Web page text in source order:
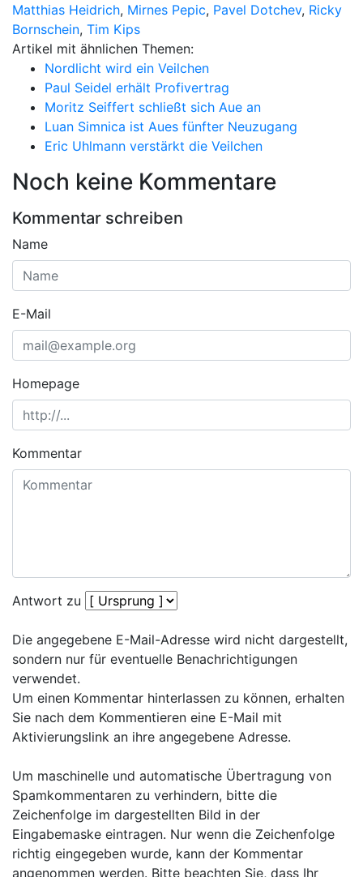
Matthias Heidrich, Mirnes Pepic, Pavel Dotchev, Ricky
Bornschein, Tim Kips
Artikel mit ähnlichen Themen:
Nordlicht wird ein Veilchen
Paul Seidel erhält Profivertrag
Moritz Seiffert schließt sich Aue an
Luan Simnica ist Aues fünfter Neuzugang
Eric Uhlmann verstärkt die Veilchen
Noch keine Kommentare
Kommentar schreiben
Name
E-Mail
Homepage
Kommentar
Antwort zu
Die angegebene E-Mail-Adresse wird nicht dargestellt,
sondern nur für eventuelle Benachrichtigungen
verwendet.
Um einen Kommentar hinterlassen zu können, erhalten
Sie nach dem Kommentieren eine E-Mail mit
Aktivierungslink an ihre angegebene Adresse.
Um maschinelle und automatische Übertragung von
Spamkommentaren zu verhindern, bitte die
Zeichenfolge im dargestellten Bild in der
Eingabemaske eintragen. Nur wenn die Zeichenfolge
richtig eingegeben wurde, kann der Kommentar
angenommen werden. Bitte beachten Sie, dass Ihr